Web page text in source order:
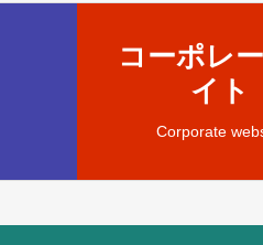
コーポレ
イト
Corporate